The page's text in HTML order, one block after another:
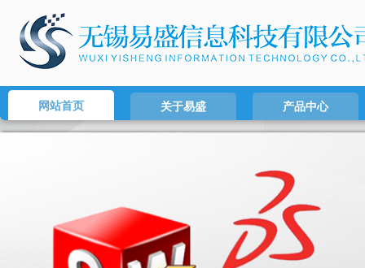
网站首页 关于易盛 产品中心